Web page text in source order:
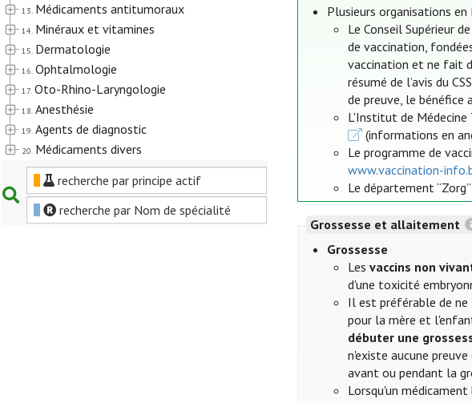
13. Médicaments antitumoraux
14. Minéraux et vitamines
15. Dermatologie
16. Ophtalmologie
17. Oto-Rhino-Laryngologie
18. Anesthésie
19. Agents de diagnostic
20. Médicaments divers
recherche par principe actif
recherche par Nom de spécialité
Plusieurs organisations
Le Conseil Supérieur
de vaccination,
vaccination et ne fait
résumé de l’avis du
de preuve, le bénéfice
L'Institut de Médecine
(informations en
Le programme de
www.vaccination-
Le département
Grossesse et allaitement
Grossesse
Lesvaccins non
d'une toxicité
Il est préférable de ne
pour la mère et
débuter une
n'existe aucune
avant ou pendant la
Lorsqu'un